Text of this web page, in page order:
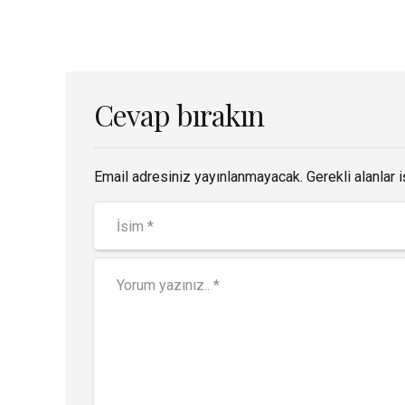
Cevap bırakın
Email adresiniz yayınlanmayacak. Gerekli alanlar